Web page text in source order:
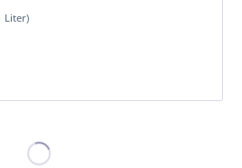
Wein. Am Gaumen...
Liter)